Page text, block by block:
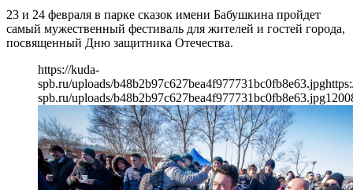
23 и 24 февраля в парке сказок имени Бабушкина пройдет
самый мужественный фестиваль для жителей и гостей города,
посвященный Дню защитника Отечества.
https://kuda-
spb.ru/uploads/b48b2b97c627bea4f977731bc0fb8e63.jpg
spb.ru/uploads/b48b2b97c627bea4f977731bc0fb8e63.jpg1200